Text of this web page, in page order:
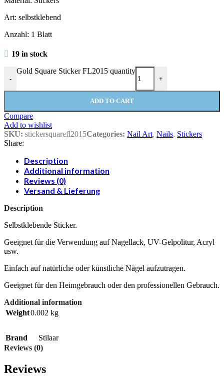
Art: selbstklebend
Anzahl: 1 Blatt
19 in stock
-
Gold Square Sticker FL2015 quantity
+
ADD TO CART
Compare
Add to wishlist
SKU: stickersquarefl2015Categories: Nail Art, Nails, Stickers
Share:
Description
Additional information
Reviews (0)
Versand & Lieferung
Description
Selbstklebende Sticker.
Geeignet für die Verwendung auf Nagellack, UV-Gelpolitur, Acryl
usw.
Einfach auf natürliche oder künstliche Nägel aufzutragen.
Geeignet für den Heimgebrauch oder den professionellen Gebrauch.
Additional information
Weight0.002 kg
Brand
Stilaar
Reviews (0)
Reviews